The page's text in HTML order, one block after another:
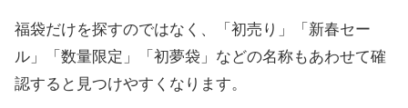
福袋だけを探すのではなく、「初売り」「新春セー
ル」「数量限定」「初夢袋」などの名称もあわせて確
認すると見つけやすくなります。